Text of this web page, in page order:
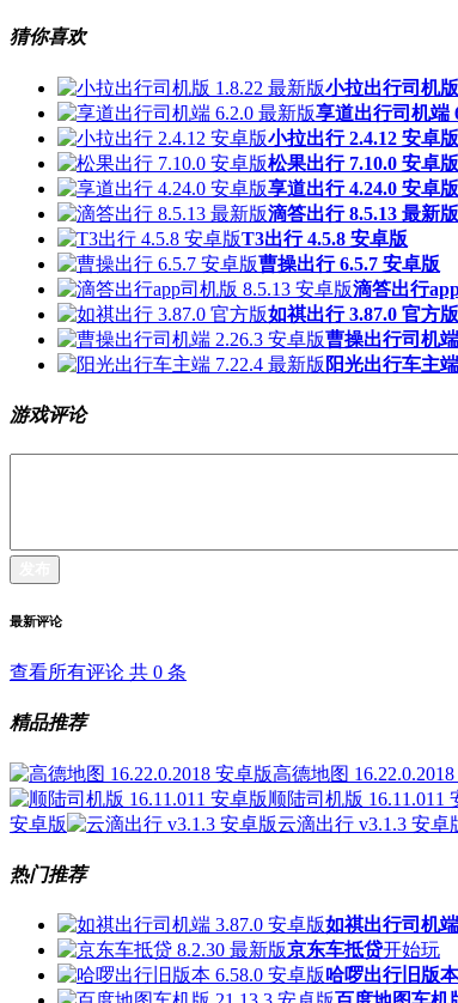
猜你喜欢
小拉出行司机
享道出行司机端
小拉出行 2.4.12 安卓版
松果出行 7.10.0 安卓版
享道出行 4.24.0 安卓版
滴答出行 8.5.13 最新版
T3出行 4.5.8 安卓版
曹操出行 6.5.7 安卓版
滴答出行
如祺出行 3.87.0 官方版
曹操出行司机
阳光出行车主
游戏评论
最新评论
查看所有评论 共 0 条
精品推荐
高德地图
顺陆司机版 16.11.011
安卓版
云滴出行 v3.1.3 安卓
热门推荐
如祺出行司机端
京东车抵贷开始玩
哈啰出行旧版本